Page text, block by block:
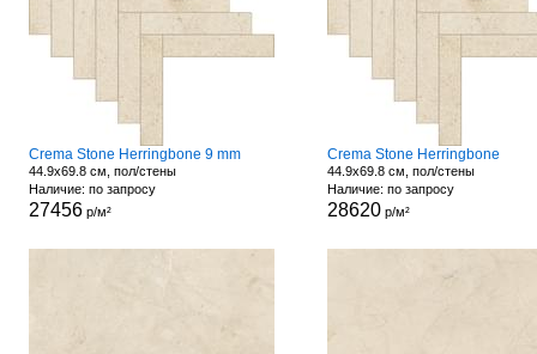
Crema Stone Herringbone 9 mm
44.9x69.8 см, пол/стены
Наличие: по запросу
27456р/м²
Crema Stone Herringbone
44.9x69.8 см, пол/стены
Наличие: по запросу
28620р/м²